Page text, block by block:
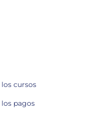
cursos
pagos